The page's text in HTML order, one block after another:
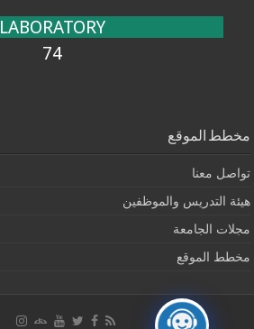
LABORATORY
74
مخطط الموقع
تواصل معنا
هيئة التدريس والموظفين
مجلات الجامعة
مخطط الموقع